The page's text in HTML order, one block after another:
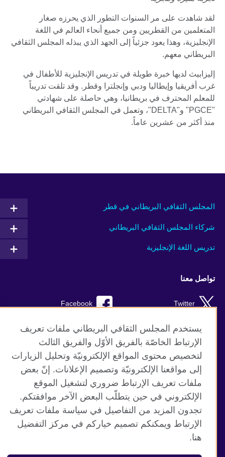
لقد شاهدت على مر السنوات التطور الذي يحرزه صغار
المتعلمين من القطريين ومن جميع أنحاء العالم في اللغة
الإنجليزية، وهذا يعود جزئياً إلى الجهد الذي يبذله المجلس الثقافي
البريطاني معهم.
إليزابيث لديها خبرة طويلة في تدريس الإنجليزية للأطفال في
غرب أفريقيا وإيطاليا ودبي وإنجلترا وقطر. وقد تلقت تدريباً
للمعلم المحترف في بريطانيا، وهي حاصلة على شهادتي
"PGCE" و"DELTA"، وتعمل في المجلس الثقافي البريطاني
منذ أكثر من عشرين عاماً.
المجلس الثقافي البريطاني في قطر
شركاء المجلس الثقافي البريطاني
تدريس اللغة الإنجليزية
تواصل معنا
Facebook Twitter
Instagram RSS
TikTok
موقع المجلس الثقافي البريطاني العالمي
الخصوصية وشروط الاستخدام
ملفات تعريف الإرتباط
خريطة الموقع
يستخدم المجلس الثقافي البريطاني ملفات تعريف
الإرتباط الخاصّة بالفريق الأوّل والفريق الثالث
لتخصيص محتوى المواقع الإلكترونيّة وتحليل الزيارات
إلى مواقعنا الإلكترونيّة وتصميم الإعلانات. إنّ بعض
ملفات تعريف الإرتباط ضروري لتشغيل الموقع
الإلكتروني في حين يتطلّب البعض الآخر موافقتكم.
تجدون المزيد من التفاصيل في سياسة ملفات تعريف
الإرتباط ويمكنكم تصميم خياركم في مركز التفضيل
هنا.